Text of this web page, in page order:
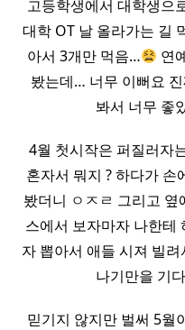
고등학생에서 대학생으
대학 OT 날 올라가는 길
아서 3개만 먹음…
연
봤는데… 너무 이뻐요
봐서 너무 좋
4월 첫시작은 퍼질러자
혼자서 뭐지 ? 하다가 손
봤더니 ㅇㅈㄹ 그리고
스에서 보자마자 나한테
자 뽑아서 애들 시져 빌
나기만을 기
믿기지 않지만 벌써 5월